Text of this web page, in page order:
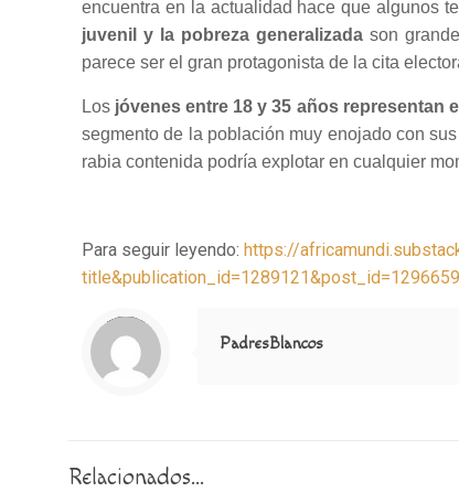
encuentra en la actualidad hace que algunos
juvenil y la pobreza generalizada son
parece ser el gran protagonista de la cita
Los jóvenes entre 18 y 35 años representan
segmento de la población muy enojado con
rabia contenida podría explotar en cualquier
Para seguir leyendo:https://
Notice
: Trying to access array offset on value of type null in
/home/misioner/public_html/padresblancos/themes/betheme/includes/content-single.php
on line
286
PadresBlancos
Relacionados...